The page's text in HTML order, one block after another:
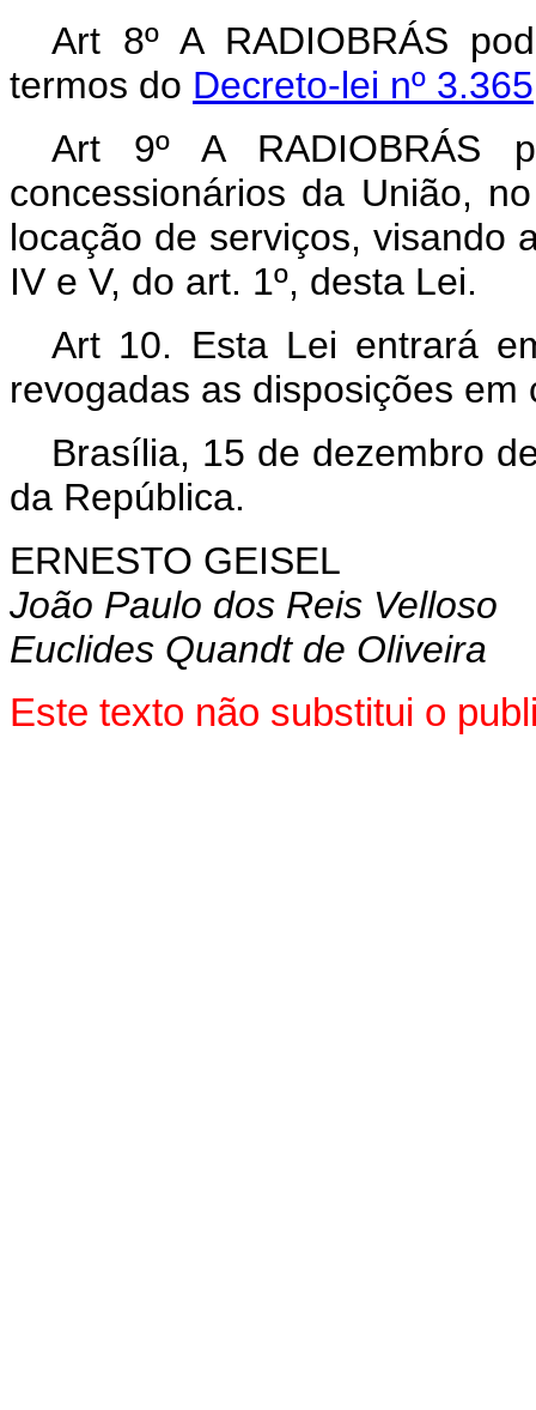
Art 8º A RADIOBRÁS
termos do Decreto-lei nº
Art 9º A RADIOBRÁS
concessionários da União,
locação de serviços, visando
IV e V, do art. 1º, desta Lei.
Art 10. Esta Lei entrará
revogadas as disposições em
Brasília, 15 de dezembro
da República.
ERNESTO GEISEL
João Paulo dos Reis Velloso
Euclides Quandt de Oliveira
Este texto não substitui o